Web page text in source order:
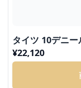
タイツ 10デニ
¥22,120